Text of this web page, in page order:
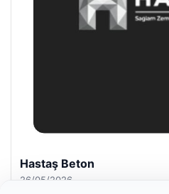
Enes Kaplan Avukatlık
28/04/2026